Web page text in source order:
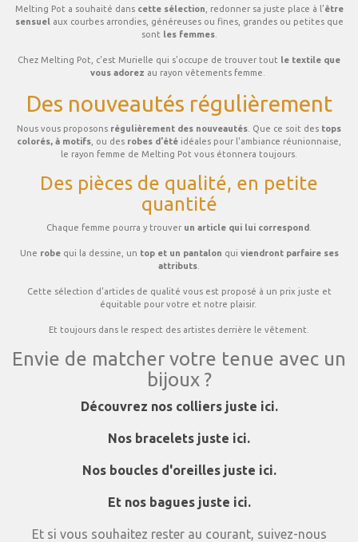
Melting Pot a souhaité dans cette sélection , redonner sa juste place à l’être
sensuelaux courbes arrondies, généreuses ou fines, grandes ou petites que
sont les femmes.
Chez Melting Pot, c'est Murielle qui s'occupe de trouver tout le textile que
vous adorez au rayon vêtements femme.
Des nouveautés régulièrement
Nous vous proposons régulièrement des nouveautés . Que ce soit des tops
colorés, à motifs , ou des robes d'été idéales pour l'ambiance réunionnaise,
le rayon femme de Melting Pot vous étonnera toujours.
Des pièces de qualité, en petite
quantité
Chaque femme pourra y trouver un article qui lui correspond
Une robequi la dessine, un top et un pantalon qui viendront parfaire ses
attributs
Cette sélection d'articles de qualité vous est proposé à un prix juste et
équitable pour votre et notre plaisir.
Et toujours dans le respect des artistes derrière le vêtement.
Envie de matcher votre tenue avec un
bijoux ?
Découvrez nos colliers juste ici.
Nos bracelets juste ici.
Nos boucles d'oreilles juste ici.
Et nos bagues juste ici.
Et si vous souhaitez rester au courant, suivez-nous